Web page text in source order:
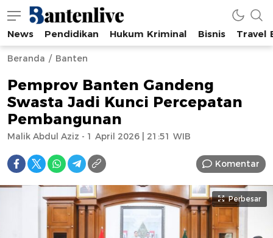
Bantenlive.com
Informasi Banten Terkini
News Pendidikan Hukum Kriminal Bisnis Travel
Beranda Banten
Pemprov Banten Gandeng
Swasta Jadi Kunci Percepatan
Pembangunan
Malik Abdul Aziz - 1 April 2026 | 21:51 WIB
Komentar
Perbesar